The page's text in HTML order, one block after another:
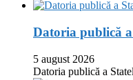
Datoria publică
5 august 2026
Datoria publică a